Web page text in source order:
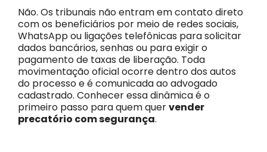
Não. Os tribunais não entram em contato direto
com os beneficiários por meio de redes sociais,
WhatsApp ou ligações telefônicas para solicitar
dados bancários, senhas ou para exigir o
pagamento de taxas de liberação. Toda
movimentação oficial ocorre dentro dos autos
do processo e é comunicada ao advogado
cadastrado. Conhecer essa dinâmica é o
primeiro passo para quem quervender
precatório com segurança.